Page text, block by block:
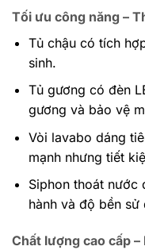
Tối ưu công năng –
Tủ chậu có tích
sinh.
Tủ gương có đèn
gương và bảo vệ
Vòi lavabo dáng
mạnh nhưng tiết
Siphon thoát nước
hành và độ bền sử
Chất lượng cao cấp